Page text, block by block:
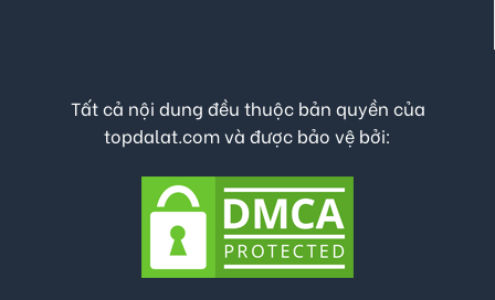
Tất cả nội dung đều thuộc bản quyền của
topdalat.com và được bảo vệ bởi: